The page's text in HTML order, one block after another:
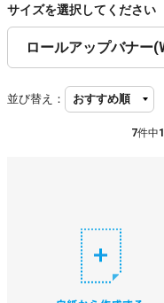
サイズを選択してください
並び替え：
7件中1